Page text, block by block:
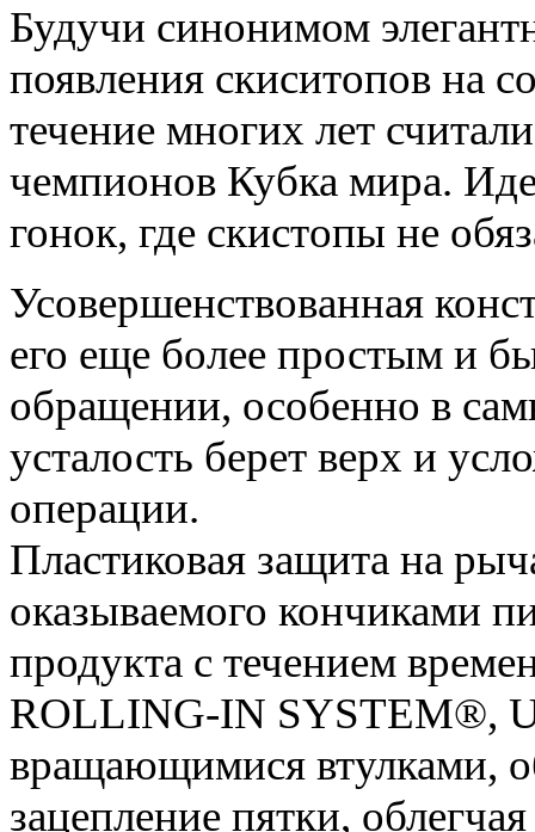
Будучи синонимом
появления скиситопов на
течение многих лет
чемпионов Кубка мира.
гонок, где скистопы не
Усовершенствованная
его еще более простым и
обращении, особенно в
усталость берет верх и
операции.
Пластиковая защита на
оказываемого кончиками
продукта с течением
ROLLING-IN SYSTEM®,
вращающимися втулками,
зацепление пятки,